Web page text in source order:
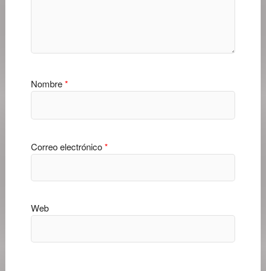
Nombre*
Correo electrónico*
Web